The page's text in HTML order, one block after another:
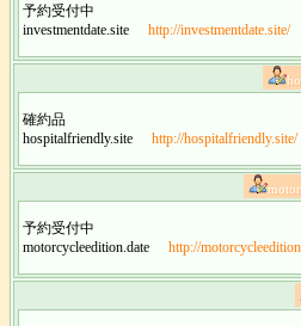
予約受付中
investmentdate.site
http://investmentdate.site/
確約品
hospitalfriendly.site
http://hospitalfriendly.site/
予約受付中
motorcycleedition.date
http://